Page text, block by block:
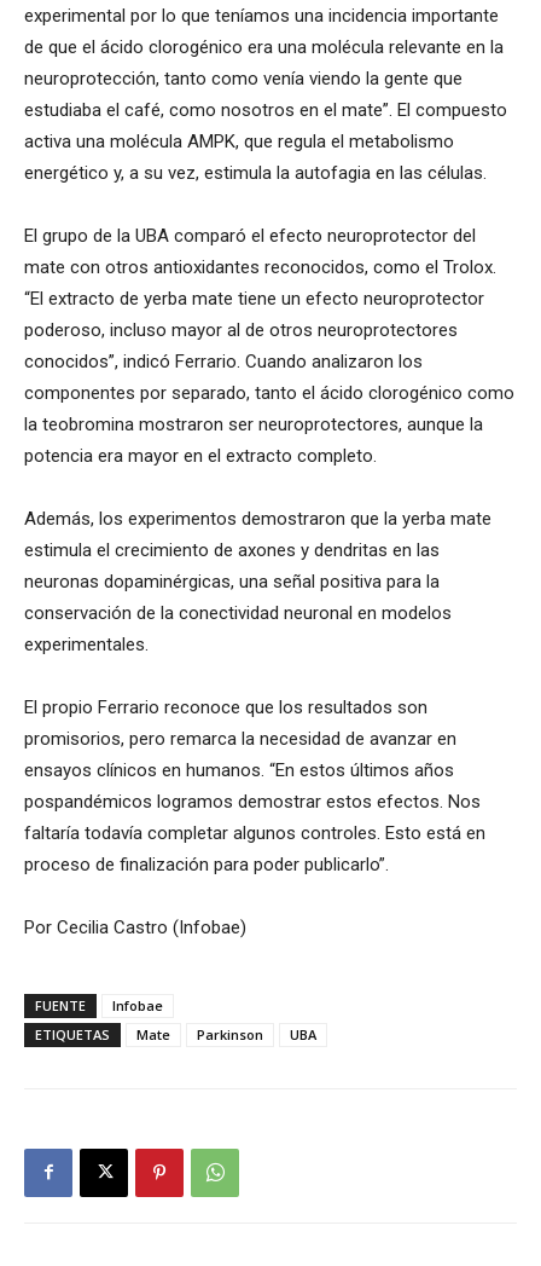
experimental por lo que teníamos una incidencia importante
de que el ácido clorogénico era una molécula relevante en la
neuroprotección, tanto como venía viendo la gente que
estudiaba el café, como nosotros en el mate”. El compuesto
activa una molécula AMPK, que regula el metabolismo
energético y, a su vez, estimula la autofagia en las células.
El grupo de la UBA comparó el efecto neuroprotector del
mate con otros antioxidantes reconocidos, como el Trolox.
“El extracto de yerba mate tiene un efecto neuroprotector
poderoso, incluso mayor al de otros neuroprotectores
conocidos”, indicó Ferrario. Cuando analizaron los
componentes por separado, tanto el ácido clorogénico como
la teobromina mostraron ser neuroprotectores, aunque la
potencia era mayor en el extracto completo.
Además, los experimentos demostraron que la yerba mate
estimula el crecimiento de axones y dendritas en las
neuronas dopaminérgicas, una señal positiva para la
conservación de la conectividad neuronal en modelos
experimentales.
El propio Ferrario reconoce que los resultados son
promisorios, pero remarca la necesidad de avanzar en
ensayos clínicos en humanos. “En estos últimos años
pospandémicos logramos demostrar estos efectos. Nos
faltaría todavía completar algunos controles. Esto está en
proceso de finalización para poder publicarlo”.
Por Cecilia Castro (Infobae)
FUENTE
Infobae
ETIQUETAS
Mate Parkinson UBA